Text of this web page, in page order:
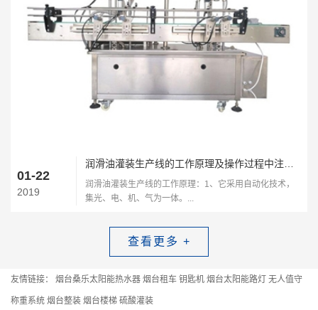
01-22
2019
润滑油灌装生产线的工作原理：1、它采用自动化技术，
集光、电、机、气为一体。...
查看更多 +
友情链接： 烟台桑乐太阳能热水器 烟台租车 钥匙机 烟台太阳能路灯 无人值守
称重系统 烟台整装 烟台楼梯 硫酸灌装